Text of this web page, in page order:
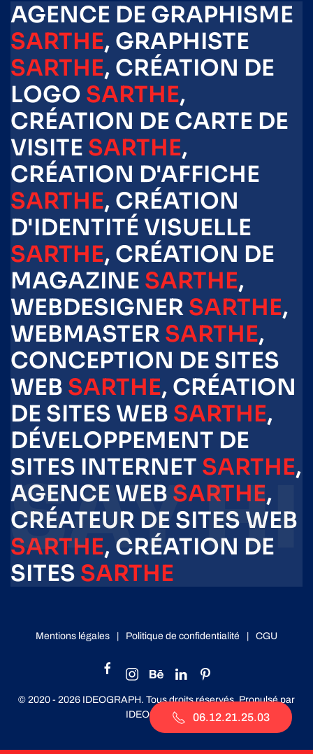
AGENCE DE GRAPHISME
SARTHE, GRAPHISTE
SARTHE, CRÉATION DE
LOGO SARTHE,
CRÉATION DE CARTE DE
VISITE SARTHE,
CRÉATION D'AFFICHE
SARTHE, CRÉATION
D'IDENTITÉ VISUELLE
SARTHE, CRÉATION DE
MAGAZINE SARTHE,
WEBDESIGNER SARTHE,
WEBMASTER SARTHE,
CONCEPTION DE SITES
WEB SARTHE, CRÉATION
DE SITES WEB SARTHE,
DÉVELOPPEMENT DE
SITES INTERNET SARTHE,
AGENCE WEB SARTHE,
CRÉATEUR DE SITES WEB
SARTHE, CRÉATION DE
SITES SARTHE
Mentions légales Politique de confidentialité CGU
© 2020 - 2026 IDEOGRAPH. Tous droits réservés. Propulsé par
IDEOGRAPH
06.12.21.25.03